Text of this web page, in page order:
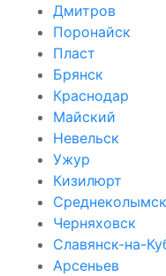
Дмитров
Поронайск
Пласт
Брянск
Краснодар
Майский
Невельск
Ужур
Кизилюрт
Среднеколымск
Черняховск
Славянск-на-
Арсеньев